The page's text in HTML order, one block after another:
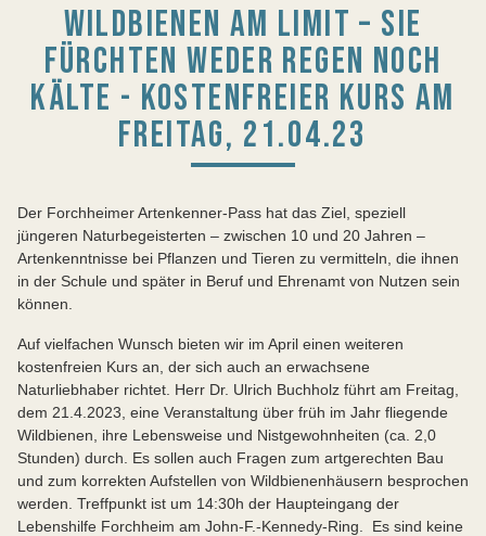
WILDBIENEN AM LIMIT – SIE
FÜRCHTEN WEDER REGEN NOCH
KÄLTE - KOSTENFREIER KURS AM
FREITAG, 21.04.23
Der Forchheimer Artenkenner-Pass hat das Ziel, speziell
jüngeren Naturbegeisterten – zwischen 10 und 20 Jahren –
Artenkenntnisse bei Pflanzen und Tieren zu vermitteln, die ihnen
in der Schule und später in Beruf und Ehrenamt von Nutzen sein
können.
Auf vielfachen Wunsch bieten wir im April einen weiteren
kostenfreien Kurs an, der sich auch an erwachsene
Naturliebhaber richtet. Herr Dr. Ulrich Buchholz führt am Freitag,
dem 21.4.2023, eine Veranstaltung über früh im Jahr fliegende
Wildbienen, ihre Lebensweise und Nistgewohnheiten (ca. 2,0
Stunden) durch. Es sollen auch Fragen zum artgerechten Bau
und zum korrekten Aufstellen von Wildbienenhäusern besprochen
werden. Treffpunkt ist um 14:30h der Haupteingang der
Lebenshilfe Forchheim am John-F.-Kennedy-Ring. Es sind keine